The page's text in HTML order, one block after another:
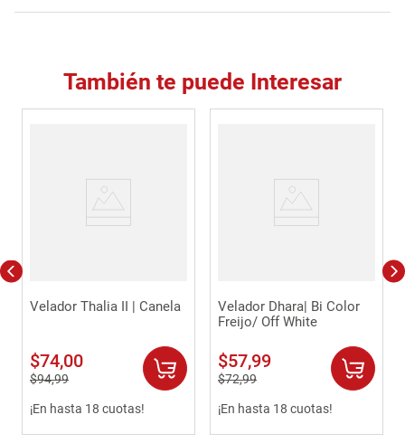
También te puede Interesar
Velador Thalia II | Canela
$74,00
$94,99
¡En hasta 18 cuotas!
Velador Dhara| Bi Color
Freijo/ Off White
$57,99
$72,99
¡En hasta 18 cuotas!